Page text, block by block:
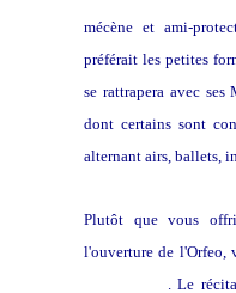
mécène et ami-
préférait les petites
se rattrapera avec
dont certains sont
alternant airs, ballets,
Plutôt que vous
l'ouverture de
. Le